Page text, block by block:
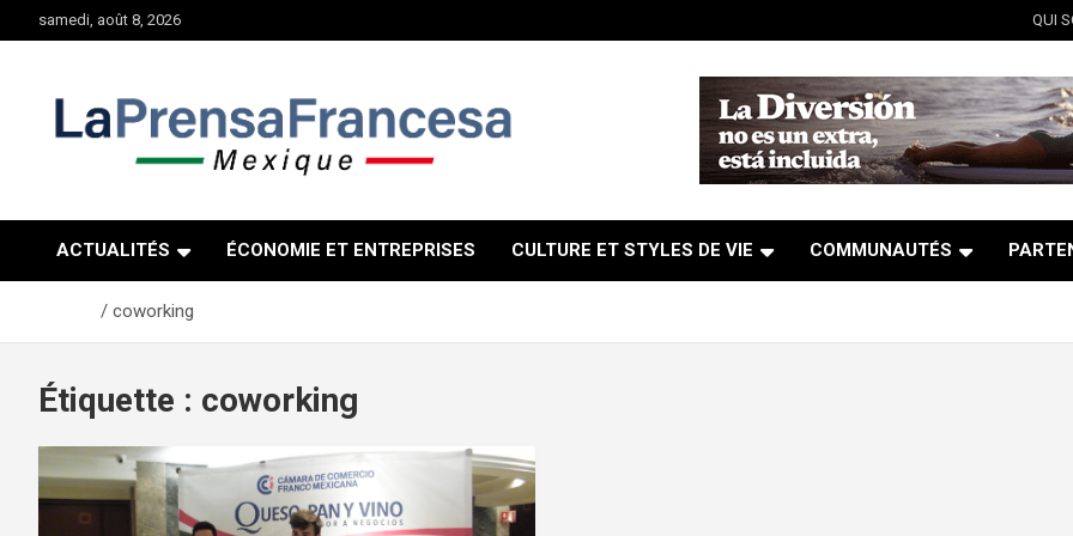
au
samedi, août 8, 2026 QUI
ACTUALITÉS ÉCONOMIE ET ENTREPRISES CULTURE ET STYLES DE VIE COMMUNAUTÉS
coworking
Étiquette : coworking